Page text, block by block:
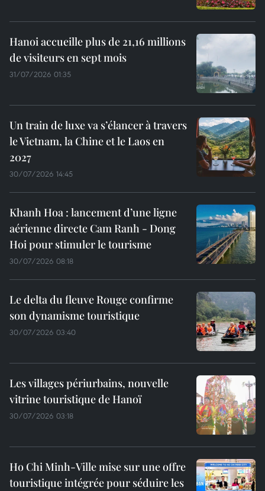
Hanoi accueille plus de 21,16 millions
de visiteurs en sept mois ​
31/07/2026 01:35
Un train de luxe va s’élancer à travers
le Vietnam, la Chine et le Laos en
2027
30/07/2026 14:45
Khanh Hoa : lancement d’une ligne
aérienne directe Cam Ranh - Dong
Hoi pour stimuler le tourisme
30/07/2026 08:18
Le delta du fleuve Rouge confirme
son dynamisme touristique
30/07/2026 03:40
Les villages périurbains, nouvelle
vitrine touristique de Hanoï
30/07/2026 03:18
Ho Chi Minh-Ville mise sur une offre
touristique intégrée pour séduire les